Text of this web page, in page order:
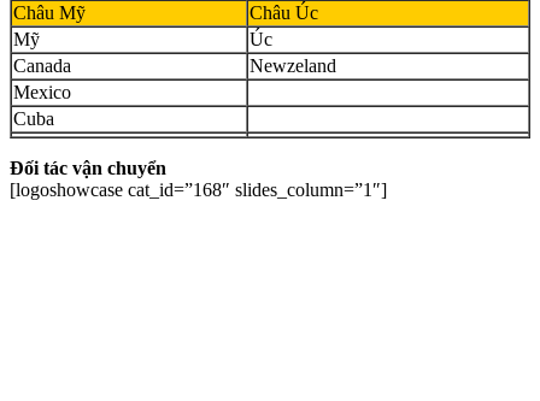
Châu Mỹ
Châu Úc
Mỹ
Úc
Canada
Newzeland
Mexico
Cuba
Đối tác vận chuyển
[logoshowcase cat_id=”168″ slides_column=”1″]